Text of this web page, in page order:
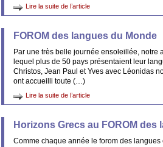
Lire la suite de l’article
FOROM des langues du Monde
Par une très belle journée ensoleillée, notre
lequel plus de 50 pays présentaient leur
Christos, Jean Paul et Yves avec Léonidas
ont accueilli toute (…)
Lire la suite de l’article
Horizons Grecs au FOROM des
Comme chaque année le forom des